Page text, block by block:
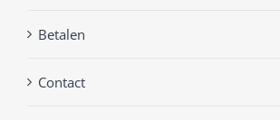
Betalen
Contact